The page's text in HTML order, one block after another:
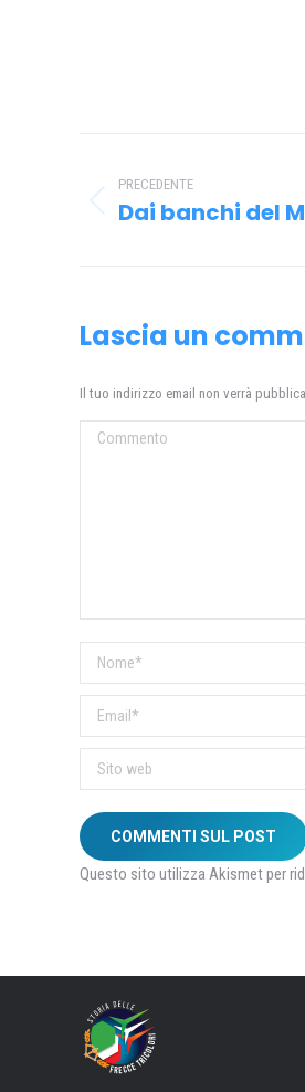
traPRECEDENTE
Post
Dai banchi del
Lascia un
Il tuo indirizzo email non verrà
Commento
Nome *
Email *
Sito web
COMMENTI SUL POST
Questo sito utilizza Akismet per